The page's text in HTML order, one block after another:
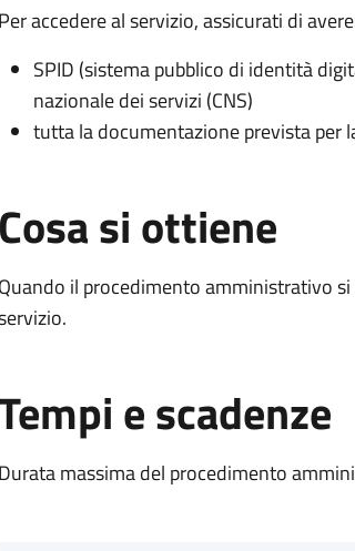
Per accedere al servizio, assicurati di
SPID (sistema pubblico di identità
nazionale dei servizi (CNS)
tutta la documentazione prevista per
Cosa si ottiene
Quando il procedimento amministrativo
e scadenze
Durata massima del procedimento